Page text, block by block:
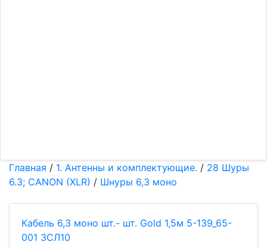
Главная / 1. Антенны и комплектующие. / 28 Шyры
6.3; САNON (XLR) / Шнуры 6,3 моно
Кабель 6,3 моно шт.- шт. Gold 1,5м 5-139_65-
001 ЗСЛ10